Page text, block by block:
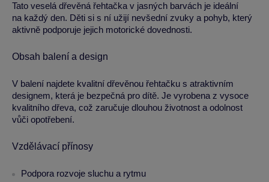
Tato veselá dřevěná řehtačka v jasných barvách je ideální
na každý den. Děti si s ní užijí nevšední zvuky a pohyb, který
aktivně podporuje jejich motorické dovednosti.
Obsah balení a design
V balení najdete kvalitní dřevěnou řehtačku s atraktivním
designem, která je bezpečná pro dítě. Je vyrobena z vysoce
kvalitního dřeva, což zaručuje dlouhou životnost a odolnost
vůči opotřebení.
Vzdělávací přínosy
Podpora rozvoje sluchu a rytmu